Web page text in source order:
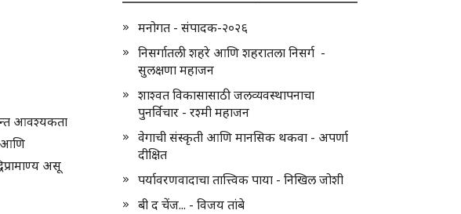
आवश्यकता
आणि
असू
मनोगत - संपादक-२०२६
निसर्गातली शहरे आणि शहरातला निसर्ग -
सुलक्षणा महाजन
शाश्वत विकासासाठी जलव्यवस्थापनाचा
पुनर्विचार - रश्मी महाजन
वेगाची संस्कृती आणि मानसिक थकवा - अपर्णा
दीक्षित
पर्यावरणवादाचा तात्त्विक पाया - निखिल जोशी
बी द चेंज... - विजय तांबे